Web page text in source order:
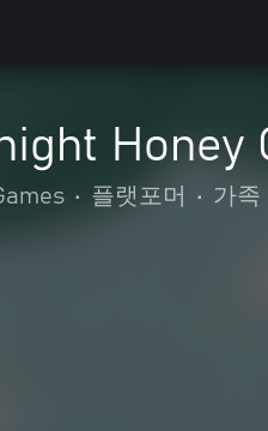
Honey
• 플랫포머 • 가족